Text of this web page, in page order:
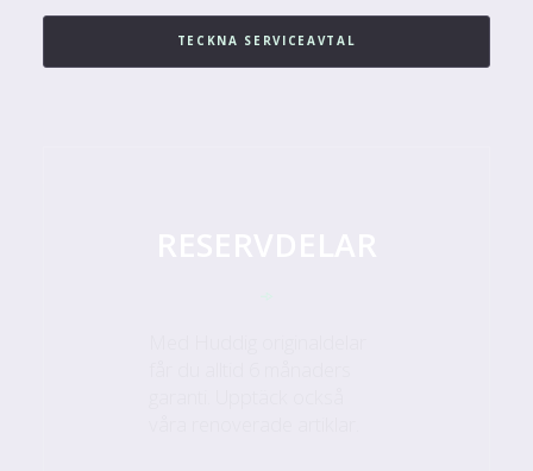
TECKNA SERVICEAVTAL